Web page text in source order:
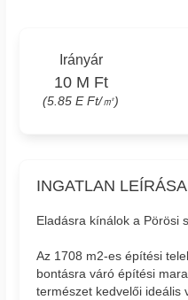
Irányár
10 M Ft
(5.85 E Ft/㎡)
INGATLAN LEÍRÁSA
Eladásra kínálok a Pörösi
Az 1708 m2-es építési
bontásra váró építési
természet kedvelői ideális